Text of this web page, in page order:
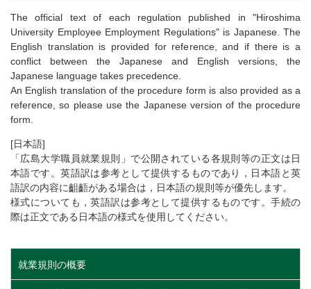
The official text of each regulation published in "Hiroshima
University Employee Employment Regulations" is Japanese. The
English translation is provided for reference, and if there is a
conflict between the Japanese and English versions, the
Japanese language takes precedence.
An English translation of the procedure form is also provided as a
reference, so please use the Japanese version of the procedure
form.
[日本語]
「広島大学職員就業規則」で公開されている各規則等の正文は日
本語です。英語訳は参考として提供するものであり，日本語と英
語訳の内容に齟齬がある場合は，日本語の規則等が優先します。
様式についても，英語訳は参考として提供するものです。手続の
際は正文である日本語の様式を使用してください。
就業規則の概要